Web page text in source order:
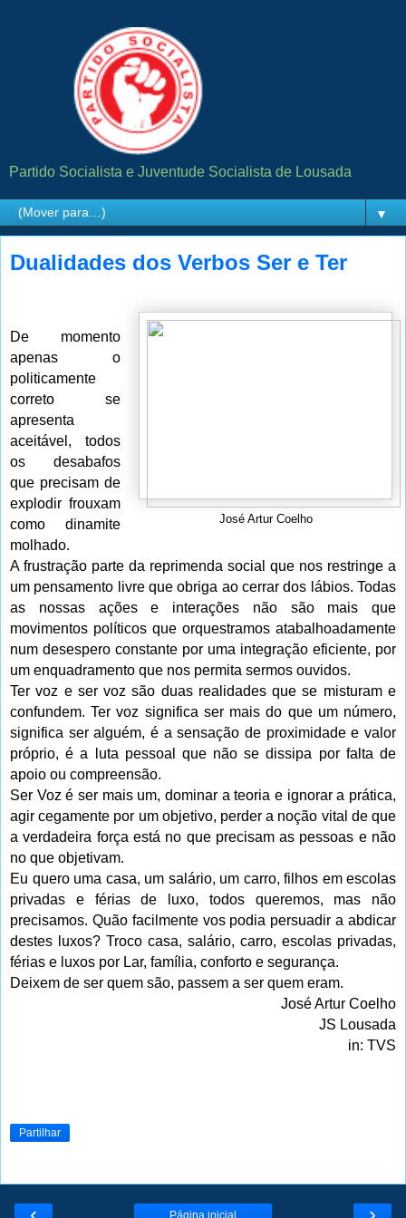
Partido Socialista e Juventude Socialista de Lousada
▼
Dualidades dos Verbos Ser e Ter
José Artur Coelho
De momento
apenas o
politicamente
correto se
apresenta
aceitável, todos
os desabafos
que precisam de
explodir frouxam
como dinamite
molhado.
A frustração parte da reprimenda social que nos restringe a
um pensamento livre que obriga ao cerrar dos lábios. Todas
as nossas ações e interações não são mais que
movimentos políticos que orquestramos atabalhoadamente
num desespero constante por uma integração eficiente, por
um enquadramento que nos permita sermos ouvidos.
Ter voz e ser voz são duas realidades que se misturam e
confundem. Ter voz significa ser mais do que um número,
significa ser alguém, é a sensação de proximidade e valor
próprio, é a luta pessoal que não se dissipa por falta de
apoio ou compreensão.
Ser Voz é ser mais um, dominar a teoria e ignorar a prática,
agir cegamente por um objetivo, perder a noção vital de que
a verdadeira força está no que precisam as pessoas e não
no que objetivam.
Eu quero uma casa, um salário, um carro, filhos em escolas
privadas e férias de luxo, todos queremos, mas não
precisamos. Quão facilmente vos podia persuadir a abdicar
destes luxos? Troco casa, salário, carro, escolas privadas,
férias e luxos por Lar, família, conforto e segurança.
Deixem de ser quem são, passem a ser quem eram.
José Artur Coelho
JS Lousada
in: TVS
Partilhar